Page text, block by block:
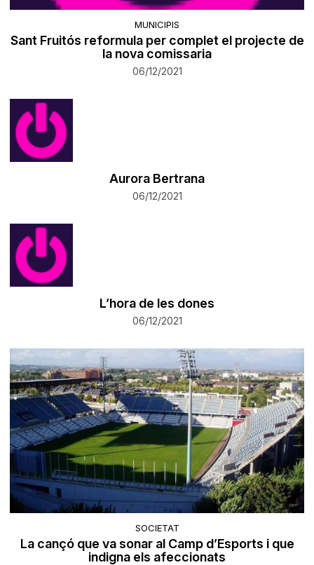
MUNICIPIS
Sant Fruitós reformula per complet el projecte de
la nova comissaria
06/12/2021
Aurora Bertrana
06/12/2021
​L’hora de les dones
06/12/2021
SOCIETAT
La cançó que va sonar al Camp d’Esports i que
indigna els afeccionats